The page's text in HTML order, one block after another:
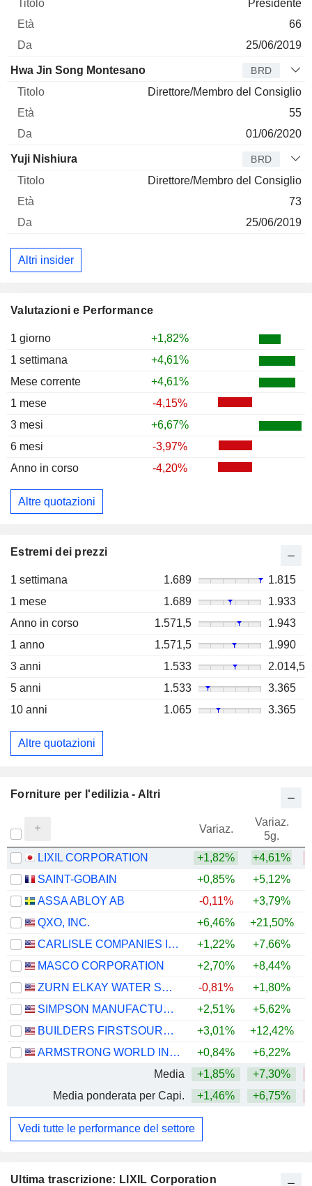
Ultima trascrizione: LIXIL Corporation
Valutazioni e Performance
1 giorno
+1,82%
1 settimana
+4,61%
Mese corrente
+4,61%
1 mese
-4,15%
3 mesi
+6,67%
6 mesi
-3,97%
Anno in corso
-4,20%
Altre quotazioni
Estremi dei prezzi
1 settimana 1.689
1.815
1 mese
1.689
1.933
Anno in corso
1.571,5
1.943
1 anno
1.571,5
1.990
3 anni
1.533
2.014,5
5 anni
1.533
3.365
10 anni
1.065 3.365
Altre quotazioni
Presidente
66
25/06/2019
Hwa Jin Song Montesano BRD
Direttore/Membro del Consiglio
55
01/06/2020
Yuji Nishiura BRD
Direttore/Membro del Consiglio
73
25/06/2019
Altri insider
Forniture per l'edilizia - Altri
Variaz.
Variaz.
5g.
LIXIL CORPORATION +1,82% +4,61%
SAINT-GOBAIN
+0,85% +5,12%
ASSA ABLOY AB
-0,11% +3,79%
QXO, INC.
+6,46% +21,50%
CARLISLE COMPANIES INCORPORATED
+1,22% +7,66%
MASCO CORPORATION
+2,70% +8,44%
ZURN ELKAY WATER SOLUTIONS CORPORATION
-0,81% +1,80%
SIMPSON MANUFACTURING CO., INC.
+2,51% +5,62%
BUILDERS FIRSTSOURCE, INC.
+3,01% +12,42%
ARMSTRONG WORLD INDUSTRIES, INC.
+0,84% +6,22%
Media
+1,85% +7,30%
Media ponderata per Capi.
+1,46% +6,75%
Vedi tutte le performance del settore